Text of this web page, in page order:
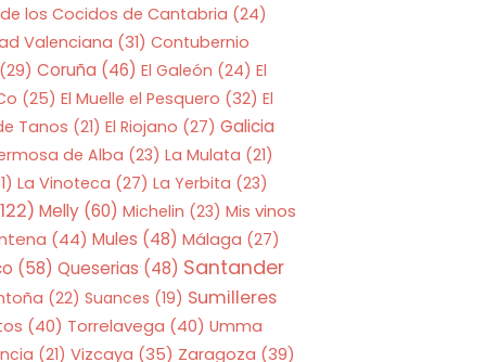
los Cocidos de Cantabria (24)
Valenciana (31) Contubernio
Coruña (46) El Galeón (24) El
(25) El Muelle el Pesquero (32) El
Tanos (21) El Riojano (27) Galicia
de Alba (23) La Mulata (21)
La Vinoteca (27) La Yerbita (23)
Melly (60) Michelin (23) Mis vinos
(44) Mules (48) Málaga (27)
(58) Queserias (48) Santander
(22) Suances (19) Sumilleres
(40) Torrelavega (40) Umma
(21) Vizcaya (35) Zaragoza (39)